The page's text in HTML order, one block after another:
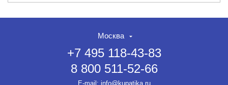
Москва
+7 495 118-43-83
8 800 511-52-66
E-mail: info@kupatika.ru